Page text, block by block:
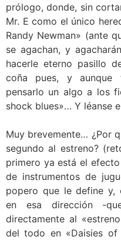
prólogo, donde, sin
Mr. E como el único
Randy Newman» (ante
se agachan, y
hacerle eterno pasillo
coña pues, y aunque
pensarlo un algo a los
shock blues»… Y léanse
Muy brevemente… ¿Por
segundo al estreno?
primero ya está el
de instrumentos de
popero que le define y,
en esa dirección -
directamente al
del todo en «Daisies